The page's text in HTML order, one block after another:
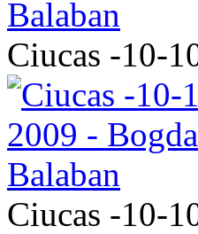
Ciucas -10-
Ciucas -10-